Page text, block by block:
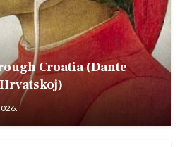
Croatia (Dante